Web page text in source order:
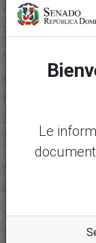
Le